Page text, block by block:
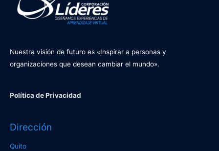
Nuestra visión de futuro es «Inspirar a personas y
organizaciones que desean cambiar el mundo».
Política de Privacidad
Dirección
Quito